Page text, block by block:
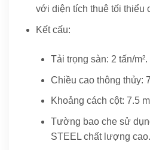
với diện tích thuê tối thiểu
Kết cấu:
Tải trọng sàn: 2 tấn/m².
Chiều cao thông thủy:
Khoảng cách cột: 7.5
Tường bao che sử
STEEL chất lượng cao.